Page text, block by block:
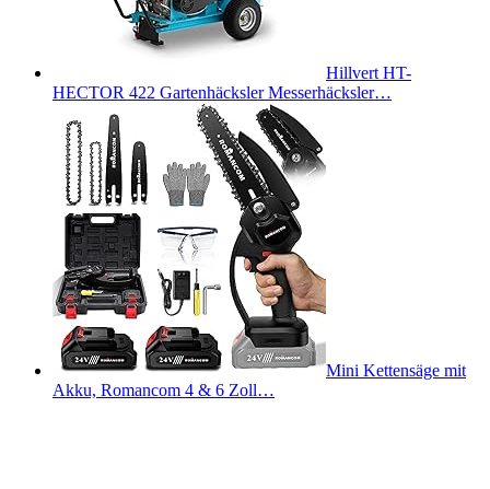
Hillvert HT-
HECTOR 422 Gartenhäcksler Messerhäcksler…
Mini Kettensäge mit
Akku, Romancom 4 & 6 Zoll…